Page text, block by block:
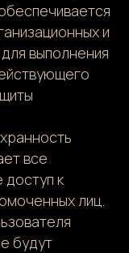
и
выполнения
все
к
лиц.
будут